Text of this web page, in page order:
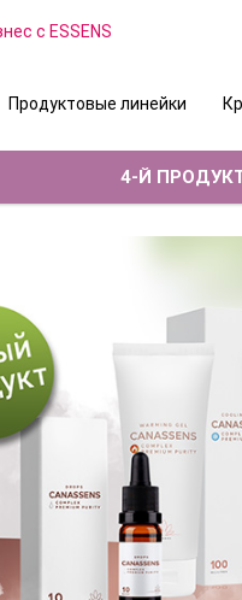
с ESSENS
Продуктовые линейки
4-Й